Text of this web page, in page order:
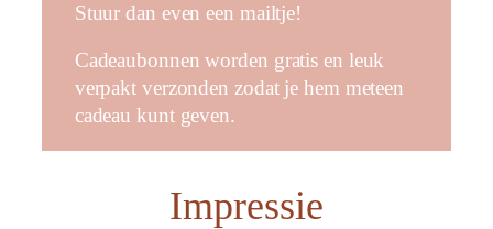
Stuur dan even een mailtje!
Cadeaubonnen worden gratis en leuk
verpakt verzonden zodat je hem meteen
cadeau kunt geven.
Impressie